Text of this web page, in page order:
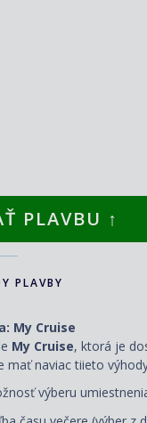
PLAVBU ↑
PLAVBY
My Cruise
My Cruise, ktorá je
mať naviac tiieto
výberu